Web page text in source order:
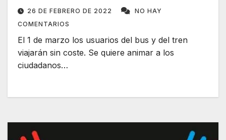
26 DE FEBRERO DE 2022
NO HAY
COMENTARIOS
El 1 de marzo los usuarios del bus y del tren
viajarán sin coste. Se quiere animar a los
ciudadanos…